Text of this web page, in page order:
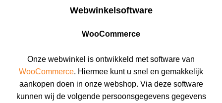
Webwinkelsoftware
WooCommerce
Onze webwinkel is ontwikkeld met software van
WooCommerce. Hiermee kunt u snel en gemakkelijk
aankopen doen in onze webshop. Via deze software
kunnen wij de volgende persoonsgegevens gegevens